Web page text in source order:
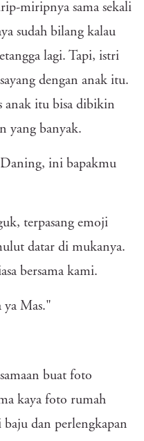
miripnya sama sekali
sudah bilang kalau
lagi. Tapi, istri
dengan anak itu.
anak itu bisa dibikin
yang banyak.
ini bapakmu
terpasang emoji
datar di mukanya.
bersama kami.
ya Mas."
buat foto
kaya foto rumah
baju dan perlengkapan